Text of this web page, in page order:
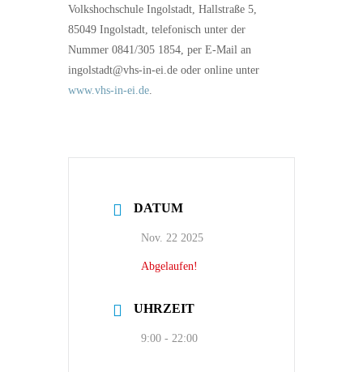
Volkshochschule Ingolstadt, Hallstraße 5,
85049 Ingolstadt, telefonisch unter der
Nummer 0841/305 1854, per E-Mail an
ingolstadt@vhs-in-ei.de oder online unter
www.vhs-in-ei.de.
DATUM
Nov. 22 2025
Abgelaufen!
UHRZEIT
9:00 - 22:00